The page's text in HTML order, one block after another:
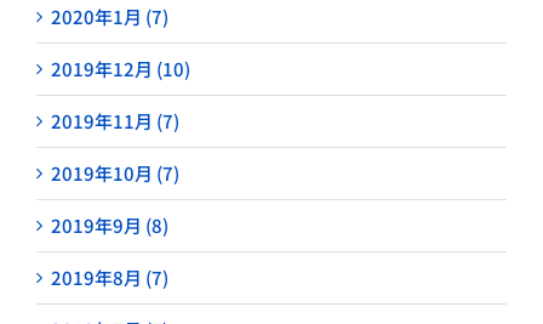
2020年1月 (7)
2019年12月 (10)
2019年11月 (7)
2019年10月 (7)
2019年9月 (8)
2019年8月 (7)